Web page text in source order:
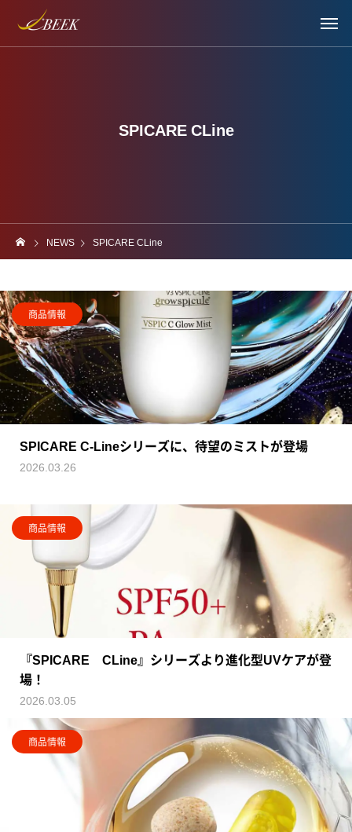
SPICARE CLine
NEWS SPICARE CLine
商品情報
SPICARE C-Lineシリーズに、待望のミストが登場
2026.03.26
商品情報
『SPICARE CLine』シリーズより進化型UVケアが登
場！
2026.03.05
商品情報